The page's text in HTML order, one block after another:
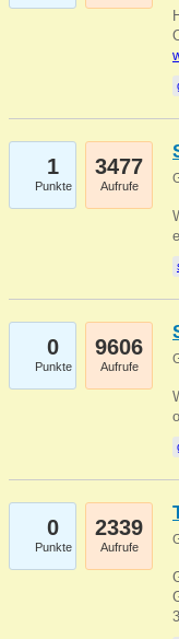
1
Punkte
3477
Aufrufe
0
Punkte
9606
Aufrufe
0
Punkte
2339
Aufrufe